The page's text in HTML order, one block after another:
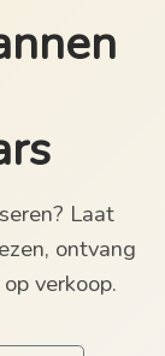
Laat
ontvang
verkoop.